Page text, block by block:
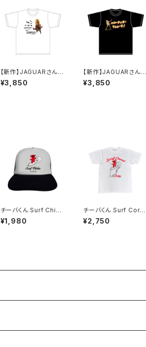
【新作】JAGUARさん
Tシャツ（だまってジャ
ガーについてこい！B）W
¥3,850
【新作】JAGUARさん
Tシャツ（ハロージャガ
ーでぇぇーす！）Black
¥3,850
チーバくん Surf Chib
a：メッシュキャップ（Aホ
ワイト）
¥1,980
チーバくん Surf Cors
t：Tシャツ（White）
¥2,750